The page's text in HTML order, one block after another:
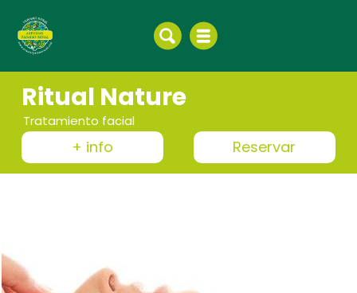
Ritual Nature
Tratamiento facial
+ info Reservar